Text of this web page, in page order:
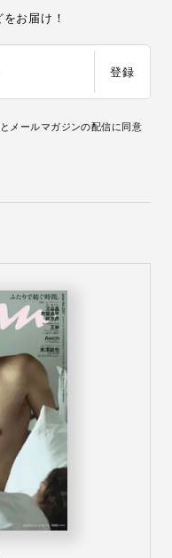
お届け！
登録
とメールマガジンの配信に同意